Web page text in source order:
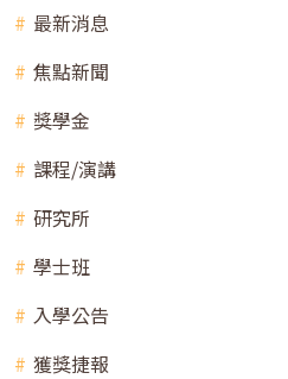
最新消息
焦點新聞
獎學金
課程/演講
研究所
學士班
入學公告
獲獎捷報